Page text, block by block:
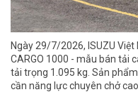
Ngày 29/7/2026, ISUZU
CARGO 1000 - mẫu bán tải
tải trọng 1.095 kg. Sản
cần năng lực chuyên chở